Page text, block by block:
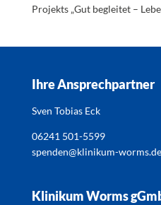
Projekts „Gut begleitet –
Ihre Ansprechpartner
Sven Tobias Eck
06241 501-5599
spenden@klinikum-worms.de
Klinikum Worms